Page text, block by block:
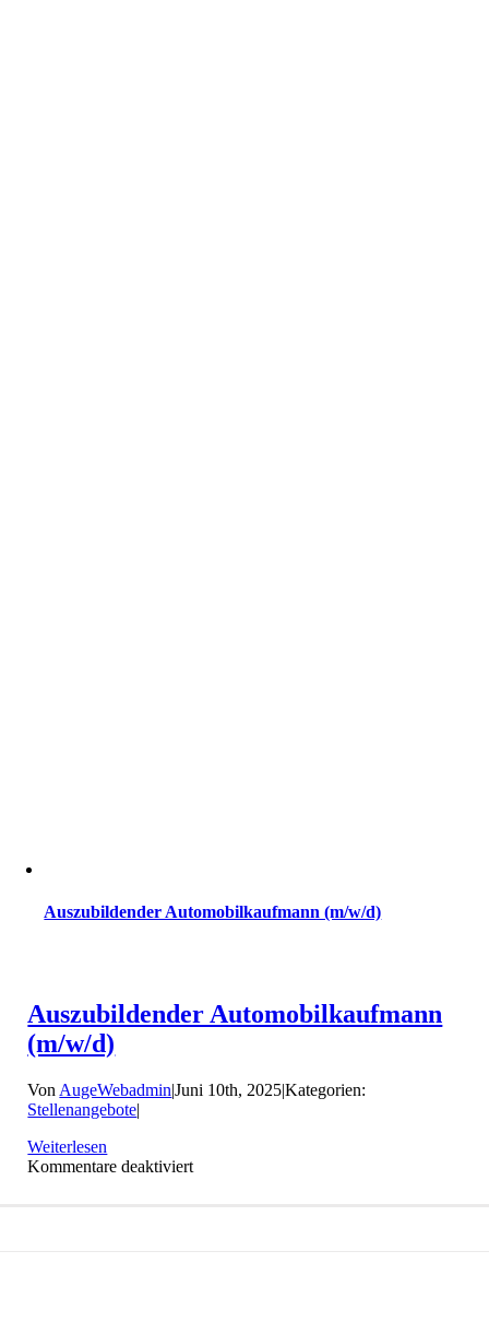
Auszubildender Automobilkaufmann (m/w/d)
Auszubildender Automobilkaufmann
(m/w/d)
Von AugeWebadmin|Juni 10th, 2025|Kategorien:
Stellenangebote|
Weiterlesen
Kommentare deaktiviertfür